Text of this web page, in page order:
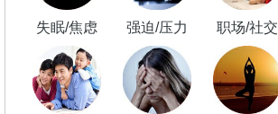
失眠/焦虑 强迫/压力 职场/社交